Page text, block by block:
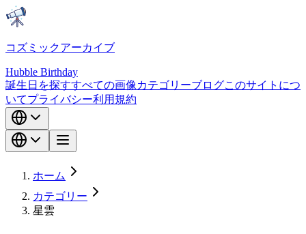
コズミックアーカイブ
Hubble Birthday
誕生日を探すすべての画像カテゴリーブログこのサイトにつ
いてプライバシー利用規約
ホーム
カテゴリー
星雲